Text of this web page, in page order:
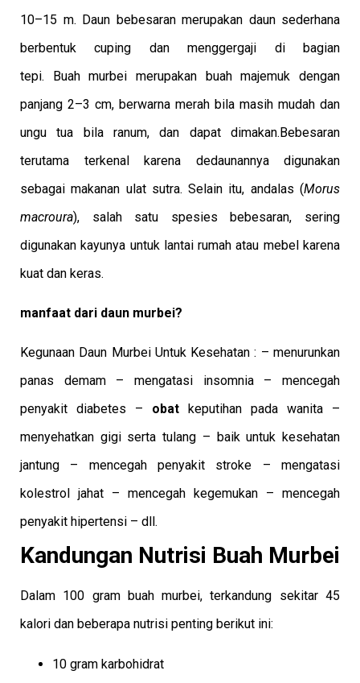
10–15 m. Daun bebesaran merupakan daun sederhana
berbentuk cuping dan menggergaji di bagian
tepi. Buah murbei merupakan buah majemuk dengan
panjang 2–3 cm, berwarna merah bila masih mudah dan
ungu tua bila ranum, dan dapat dimakan.Bebesaran
terutama terkenal karena dedaunannya digunakan
sebagai makanan ulat sutra. Selain itu, andalas (Morus
macroura), salah satu spesies bebesaran, sering
digunakan kayunya untuk lantai rumah atau mebel karena
kuat dan keras.
manfaat dari daun murbei?
Kegunaan Daun Murbei Untuk Kesehatan : – menurunkan
panas demam – mengatasi insomnia – mencegah
penyakit diabetes – obat keputihan pada wanita –
menyehatkan gigi serta tulang – baik untuk kesehatan
jantung – mencegah penyakit stroke – mengatasi
kolestrol jahat – mencegah kegemukan – mencegah
penyakit hipertensi – dll.
Kandungan Nutrisi Buah Murbei
Dalam 100 gram buah murbei, terkandung sekitar 45
kalori dan beberapa nutrisi penting berikut ini:
10 gram karbohidrat